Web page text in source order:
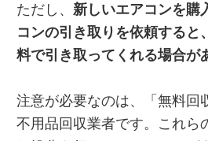
ただし、 新しいエアコンを購
コンの引き取りを依頼すると
料で引き取ってくれる場合が
注意が必要なのは、「無料回
不用品回収業者です。これら